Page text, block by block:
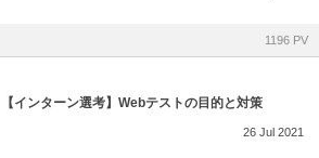
1196 PV
【インターン選考】Webテストの目的と対策
26 Jul 2021